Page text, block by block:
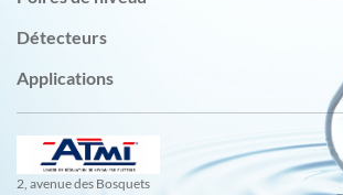
Détecteurs
Applications
2, avenue des Bosquets